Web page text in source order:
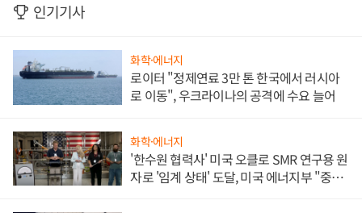
인기기사
화학·에너지
로이터 "정제연료 3만 톤 한국에서 러시아
로 이동", 우크라이나의 공격에 수요 늘어
화학·에너지
'한수원 협력사' 미국 오클로 SMR 연구용 원
자로 '임계 상태' 도달, 미국 에너지부 "중요